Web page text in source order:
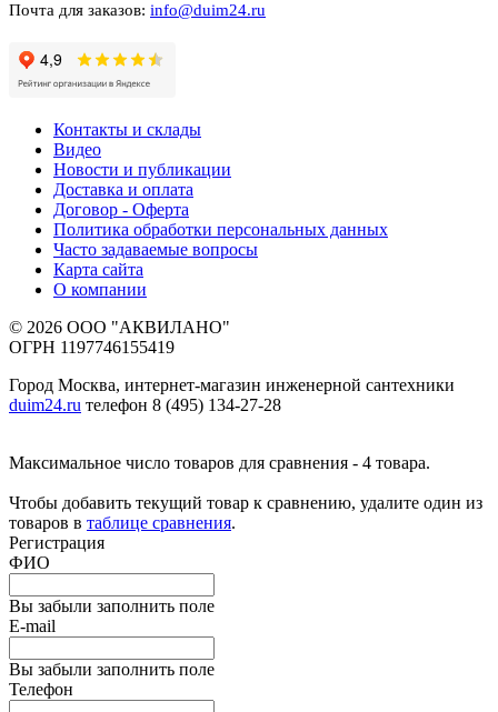
Почта для заказов: info@duim24.ru
Контакты и склады
Видео
Новости и публикации
Доставка и оплата
Договор - Оферта
Политика обработки персональных данных
Часто задаваемые вопросы
Карта сайта
О компании
© 2026 ООО "АКВИЛАНО"
ОГРН 1197746155419
Город Москва, интернет-магазин инженерной сантехники
duim24.ru телефон 8 (495) 134-27-28
Максимальное число товаров для сравнения - 4 товара.
Чтобы добавить текущий товар к сравнению, удалите один из
товаров в таблице сравнения.
Регистрация
ФИО
Вы забыли заполнить поле
E-mail
Вы забыли заполнить поле
Телефон